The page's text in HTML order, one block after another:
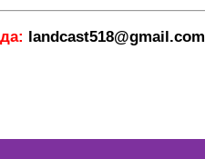
landcast518@gmail.com